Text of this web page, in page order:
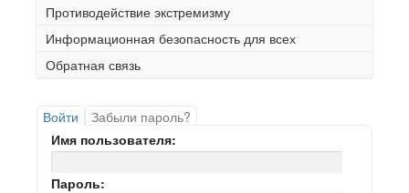
Противодействие экстремизму
Информационная безопасность для всех
Обратная связь
Войти
Забыли пароль?
Имя пользователя:
Пароль: